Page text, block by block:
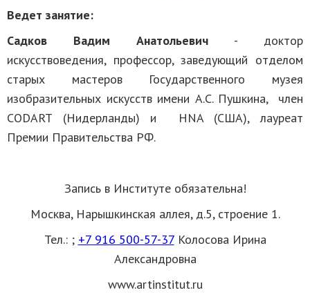
Ведет занятие:
Садков Вадим Анатольевич - доктор
искусствоведения, профессор, заведующий отделом
старых мастеров Государственного музея
изобразительных искусств имени А.С. Пушкина, член
CODART (Нидерланды) и HNA (США), лауреат
Премии Правительства РФ.
Запись в Институте обязательна!
Москва, Нарышкинская аллея, д.5, строение 1.
Тел.: ; +7 916 500-57-37Колосова Ирина
Александровна
www.artinstitut.ru